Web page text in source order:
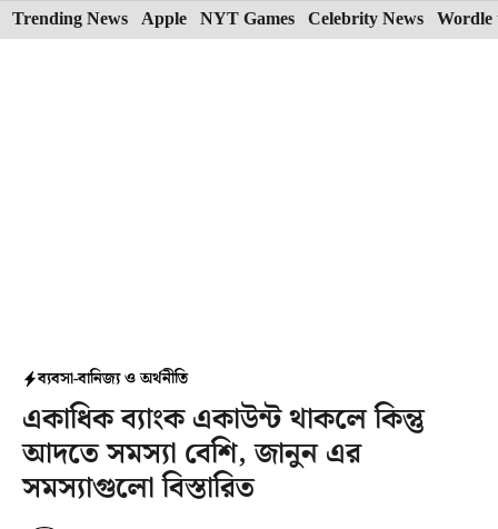
Skip
to
Trending News Apple NYT Games Celebrity News Wordle
ব্যবসা-বানিজ্য ও অর্থনীতি
একাধিক ব্যাংক একাউন্ট থাকলে কিন্তু
আদতে সমস্যা বেশি, জানুন এর
সমস্যাগুলো বিস্তারিত